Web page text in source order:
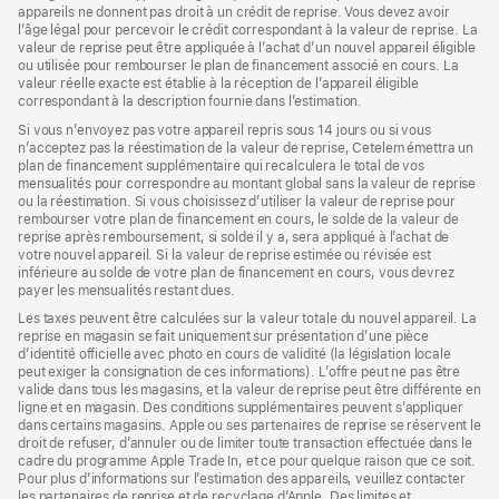
appareils ne donnent pas droit à un crédit de reprise. Vous devez avoir
l’âge légal pour percevoir le crédit correspondant à la valeur de reprise. La
valeur de reprise peut être appliquée à l’achat d’un nouvel appareil éligible
ou utilisée pour rembourser le plan de financement associé en cours. La
valeur réelle exacte est établie à la réception de l’appareil éligible
correspondant à la description fournie dans l’estimation.
Si vous n’envoyez pas votre appareil repris sous 14 jours ou si vous
n’acceptez pas la réestimation de la valeur de reprise, Cetelem émettra un
plan de financement supplémentaire qui recalculera le total de vos
mensualités pour correspondre au montant global sans la valeur de reprise
ou la réestimation. Si vous choisissez d’utiliser la valeur de reprise pour
rembourser votre plan de financement en cours, le solde de la valeur de
reprise après remboursement, si solde il y a, sera appliqué à l’achat de
votre nouvel appareil. Si la valeur de reprise estimée ou révisée est
inférieure au solde de votre plan de financement en cours, vous devrez
payer les mensualités restant dues.
Les taxes peuvent être calculées sur la valeur totale du nouvel appareil. La
reprise en magasin se fait uniquement sur présentation d’une pièce
d’identité officielle avec photo en cours de validité (la législation locale
peut exiger la consignation de ces informations). L’offre peut ne pas être
valide dans tous les magasins, et la valeur de reprise peut être différente en
ligne et en magasin. Des conditions supplémentaires peuvent s’appliquer
dans certains magasins. Apple ou ses partenaires de reprise se réservent le
droit de refuser, d’annuler ou de limiter toute transaction effectuée dans le
cadre du programme Apple Trade In, et ce pour quelque raison que ce soit.
Pour plus d’informations sur l’estimation des appareils, veuillez contacter